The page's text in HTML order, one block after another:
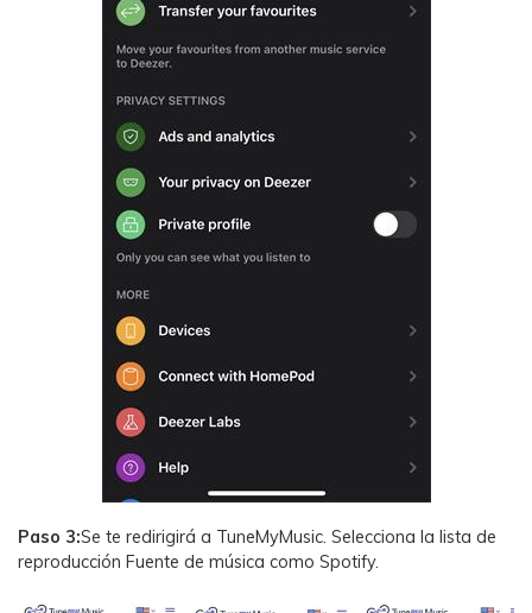
Paso 3:Se te redirigirá a TuneMyMusic. Selecciona la lista de
reproducción Fuente de música como Spotify.